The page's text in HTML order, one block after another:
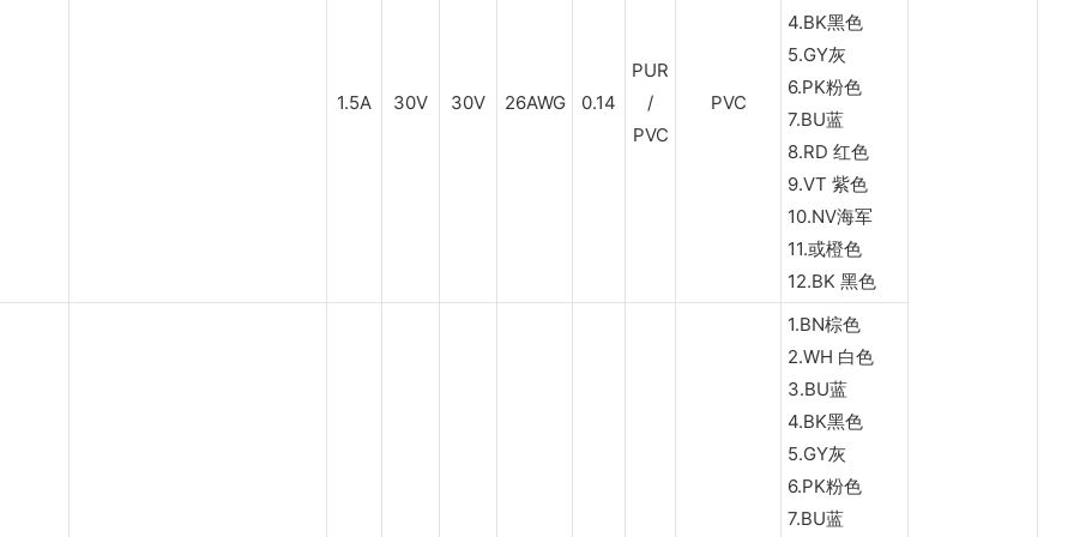
1.5A 30V 30V 26AWG 0.14
PUR
/
PVC
PVC
4.BK黑色
5.GY灰
6.PK粉色
7.BU蓝
8.RD 红色
9.VT 紫色
10.NV海军
11.或橙色
12.BK 黑色
1.BN棕色
2.WH 白色
3.BU蓝
4.BK黑色
5.GY灰
6.PK粉色
7.BU蓝